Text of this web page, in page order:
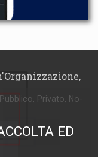
Privato, No-
ED